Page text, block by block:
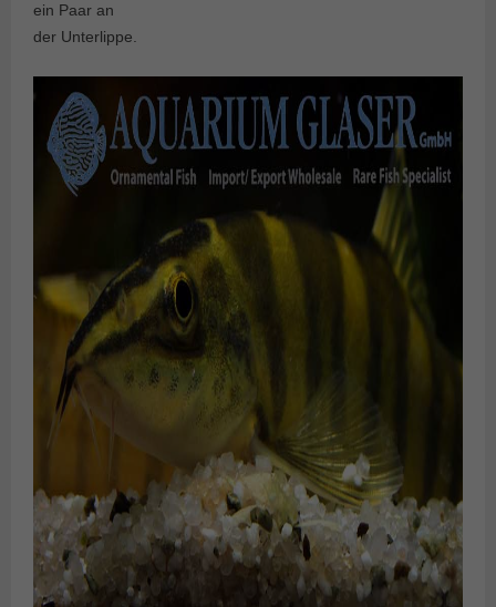
ein Paar an
der Unterlippe.